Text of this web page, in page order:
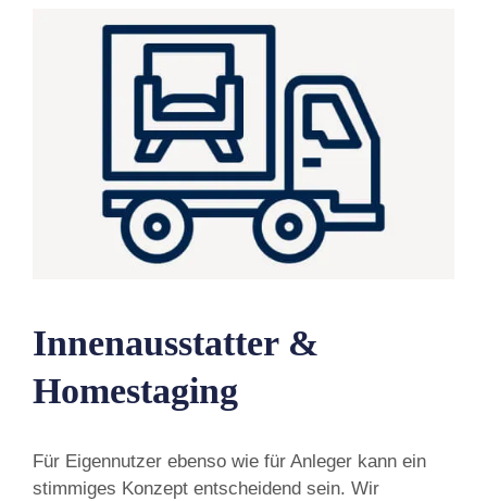
Innenausstatter &
Homestaging
Für Eigennutzer ebenso wie für Anleger kann ein
stimmiges Konzept entscheidend sein. Wir